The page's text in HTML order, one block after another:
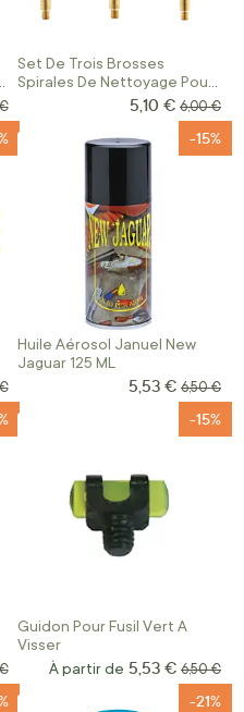
Set De Trois Brosses
Spirales De Nettoyage Pour
Prix Spécial
5,10 € Prix
6,00 €
Huile Aérosol Januel New
Jaguar 125 ML
-15%
Prix Spécial
5,53 € Prix
6,50 €
Guidon Pour Fusil Vert A
Visser
-15%
À partir de 5,53 € Prix
6,50 €
-21%